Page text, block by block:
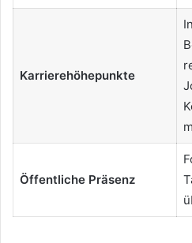
Karrierehöhepunkte
Öffentliche Präsenz